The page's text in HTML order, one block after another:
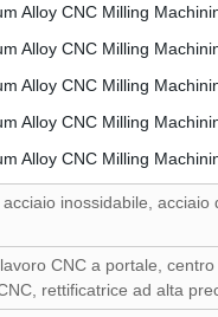
inossidabile,
CNC a portale ,
rettificatrice ad alta